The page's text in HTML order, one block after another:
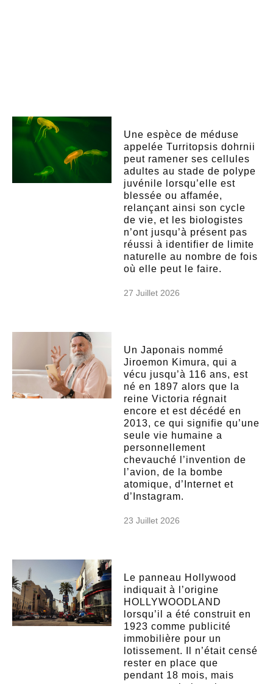
Une espèce de méduse
appelée Turritopsis dohrnii
peut ramener ses cellules
adultes au stade de polype
juvénile lorsqu’elle est
blessée ou affamée,
relançant ainsi son cycle
de vie, et les biologistes
n’ont jusqu’à présent pas
réussi à identifier de limite
naturelle au nombre de fois
où elle peut le faire.
27 Juillet 2026
Un Japonais nommé
Jiroemon Kimura, qui a
vécu jusqu’à 116 ans, est
né en 1897 alors que la
reine Victoria régnait
encore et est décédé en
2013, ce qui signifie qu’une
seule vie humaine a
personnellement
chevauché l’invention de
l’avion, de la bombe
atomique, d’Internet et
d’Instagram.
23 Juillet 2026
Le panneau Hollywood
indiquait à l’origine
HOLLYWOODLAND
lorsqu’il a été construit en
1923 comme publicité
immobilière pour un
lotissement. Il n’était censé
rester en place que
pendant 18 mois, mais